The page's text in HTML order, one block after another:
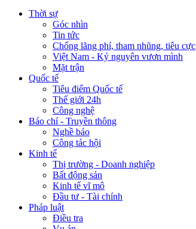
Thời sự
Góc nhìn
Tin tức
Chống lãng phí, tham nhũng, tiêu cực
Việt Nam - Kỷ nguyên vươn mình
Mặt trận
Quốc tế
Tiêu điểm Quốc tế
Thế giới 24h
Công nghệ
Báo chí - Truyền thông
Nghề báo
Công tác hội
Kinh tế
Thị trường - Doanh nghiệp
Bất động sản
Kinh tế vĩ mô
Đầu tư - Tài chính
Pháp luật
Điều tra